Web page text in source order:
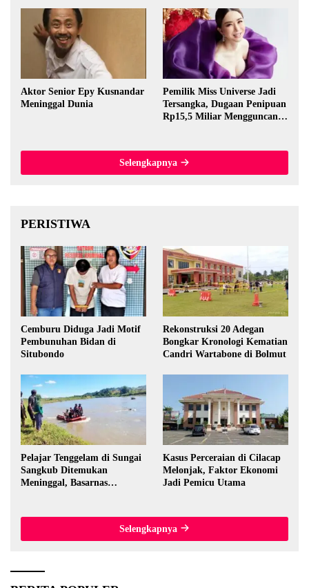
Aktor Senior Epy Kusnandar
Meninggal Dunia
Pemilik Miss Universe Jadi
Tersangka, Dugaan Penipuan
Rp15,5 Miliar Mengguncang
Selengkapnya
PERISTIWA
Cemburu Diduga Jadi Motif
Pembunuhan Bidan di
Situbondo
Rekonstruksi 20 Adegan
Bongkar Kronologi Kematian
Candri Wartabone di Bolmut
Pelajar Tenggelam di Sungai
Sangkub Ditemukan
Meninggal, Basarnas
Kasus Perceraian di Cilacap
Melonjak, Faktor Ekonomi
Jadi Pemicu Utama
Selengkapnya